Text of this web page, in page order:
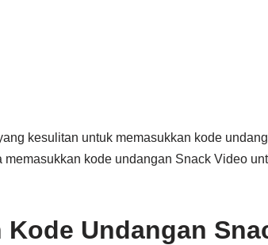
kesulitan untuk memasukkan kode
kode undangan Snack Video
Kode Undangan